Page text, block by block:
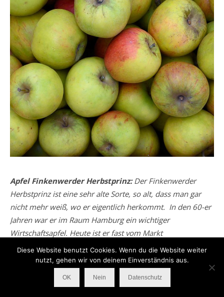
Apfel Finkenwerder Herbstprinz:Der Finkenwerder
Herbstprinz ist eine sehr alte Sorte, so alt, dass man gar
nicht mehr weiß, wo er eigentlich herkommt. In den 60-er
Jahren war er im Raum Hamburg ein wichtiger
Wirtschaftsapfel. Heute ist er fast vom Markt
verschwunden und nur noch ein Nischenprodukt. An
meinem Stand verkauft er sich von den alten Sorten mit am
Diese Website benutzt Cookies. Wenn du die Website weiter
nutzt, gehen wir von deinem Einverständnis aus.
OK Nein Datenschutz